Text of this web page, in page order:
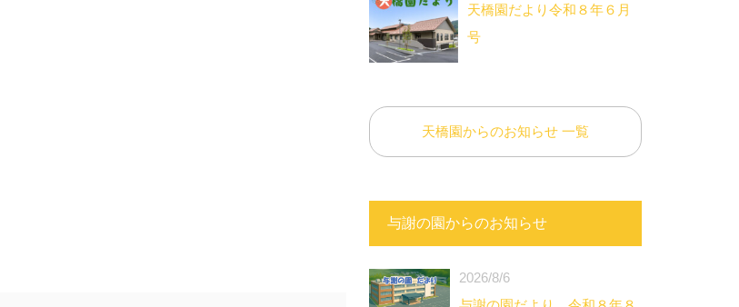
天橋園だより令和８年６月
号
天橋園からのお知らせ 一覧
与謝の園からのお知らせ
2026/8/6